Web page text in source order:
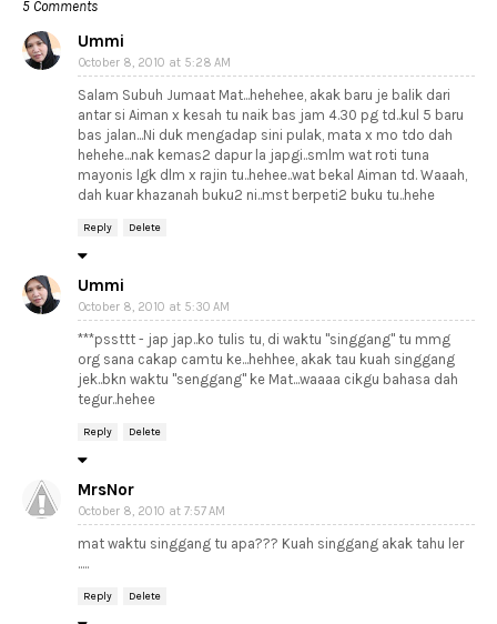
5 Comments
Ummi
October 8, 2010 at 5:28 AM
Salam Subuh Jumaat Mat...hehehee, akak baru je balik dari
antar si Aiman x kesah tu naik bas jam 4.30 pg td..kul 5 baru
bas jalan...Ni duk mengadap sini pulak, mata x mo tdo dah
hehehe...nak kemas2 dapur la japgi..smlm wat roti tuna
mayonis lgk dlm x rajin tu..hehee..wat bekal Aiman td. Waaah,
dah kuar khazanah buku2 ni..mst berpeti2 buku tu..hehe
Reply Delete
Ummi
October 8, 2010 at 5:30 AM
***pssttt - jap jap..ko tulis tu, di waktu "singgang" tu mmg
org sana cakap camtu ke...hehhee, akak tau kuah singgang
jek..bkn waktu "senggang" ke Mat...waaaa cikgu bahasa dah
tegur..hehee
Reply Delete
MrsNor
October 8, 2010 at 7:57 AM
mat waktu singgang tu apa??? Kuah singgang akak tahu ler
.....
Reply Delete